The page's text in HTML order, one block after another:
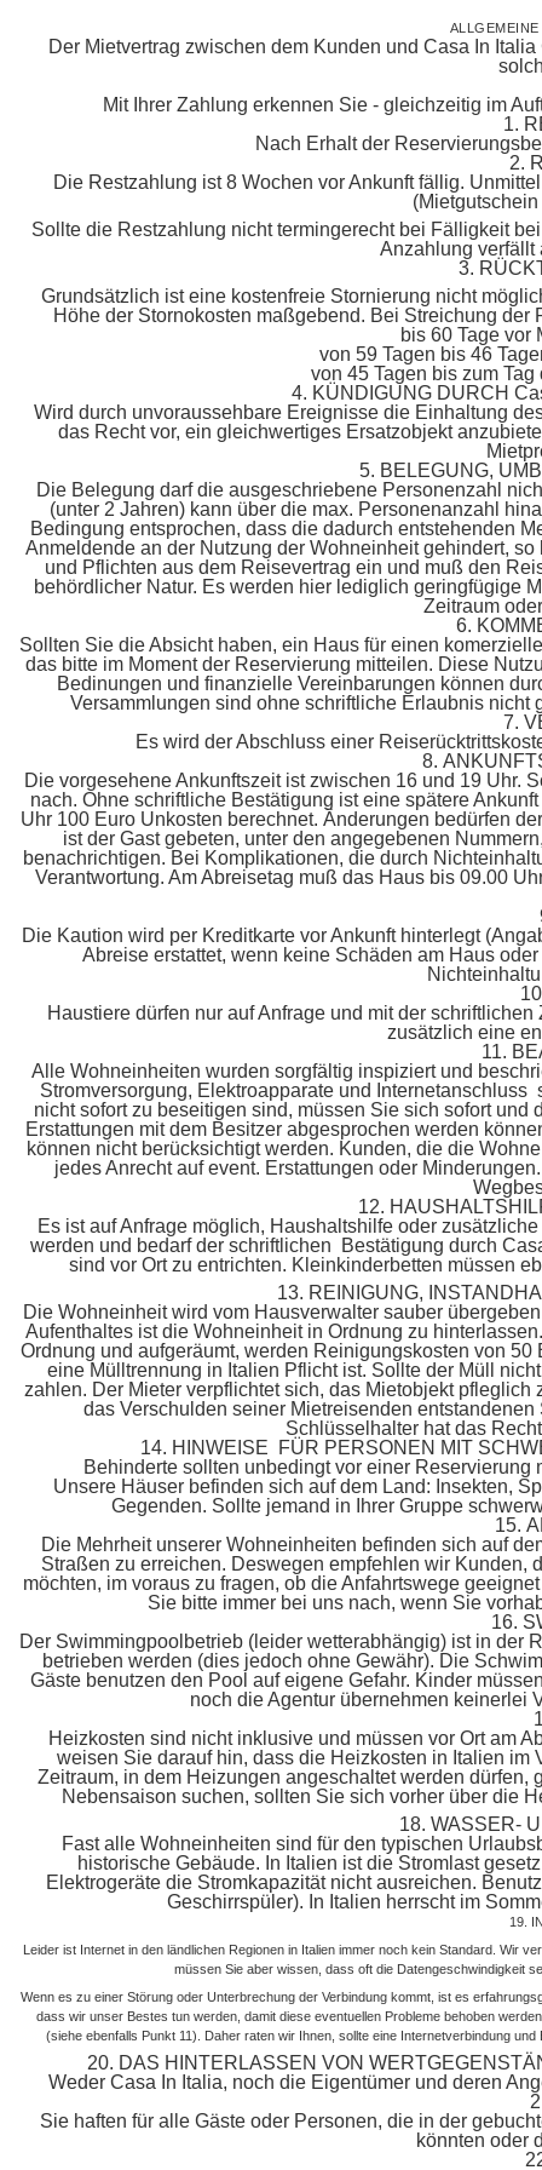
Der Mietvertrag zwischen dem Kunden und Casa In
Mit Ihrer Zahlung erkennen Sie - gleichzeitig im
1.
Nach Erhalt der
2.
Die Restzahlung ist 8 Wochen vor Ankunft fällig.
Sollte die Restzahlung nicht termingerecht bei Fälligkeit
Anzahlung verfällt
3.
Grundsätzlich ist eine kostenfreie Stornierung nicht
Höhe der Stornokosten maßgebend. Bei Streichung
bis 60 Tage vor
von 59 Tagen bis 46
von 45 Tagen bis zum
4. KÜNDIGUNG DURCH
Wird durch unvoraussehbare Ereignisse die Einhaltung
das Recht vor, ein gleichwertiges Ersatzobjekt
5. BELEGUNG,
Die Belegung darf die ausgeschriebene Personenzahl
(unter 2 Jahren) kann über die max. Personenanzahl
Bedingung entsprochen, dass die dadurch entstehenden
Anmeldende an der Nutzung der Wohneinheit gehindert,
und Pflichten aus dem Reisevertrag ein und muß den
behördlicher Natur. Es werden hier lediglich geringfügige
Zeitraum
6.
Sollten Sie die Absicht haben, ein Haus für einen
das bitte im Moment der Reservierung mitteilen. Diese
Bedinungen und finanzielle Vereinbarungen können
Versammlungen sind ohne schriftliche Erlaubnis nicht
7.
Es wird der Abschluss einer
8.
Die vorgesehene Ankunftszeit ist zwischen 16 und 19 Uhr.
nach. Ohne schriftliche Bestätigung ist eine spätere
Uhr 100 Euro Unkosten berechnet. Änderungen bedürfen
ist der Gast gebeten, unter den angegebenen
benachrichtigen. Bei Komplikationen, die durch
Verantwortung. Am Abreisetag muß das Haus bis 09.00
Die Kaution wird per Kreditkarte vor Ankunft hinterlegt
Abreise erstattet, wenn keine Schäden am Haus
Haustiere dürfen nur auf Anfrage und mit der
zusätzlich eine
11.
Alle Wohneinheiten wurden sorgfältig inspiziert und
Stromversorgung, Elektroapparate und
nicht sofort zu beseitigen sind, müssen Sie sich sofort
Erstattungen mit dem Besitzer abgesprochen werden
können nicht berücksichtigt werden. Kunden, die die
jedes Anrecht auf event. Erstattungen oder
12.
Es ist auf Anfrage möglich, Haushaltshilfe oder
werden und bedarf der schriftlichen Bestätigung durch
sind vor Ort zu entrichten. Kleinkinderbetten müssen
13. REINIGUNG,
Die Wohneinheit wird vom Hausverwalter sauber
Aufenthaltes ist die Wohneinheit in Ordnung zu
Ordnung und aufgeräumt, werden Reinigungskosten von
eine Mülltrennung in Italien Pflicht ist. Sollte der Müll
zahlen. Der Mieter verpflichtet sich, das Mietobjekt
das Verschulden seiner Mietreisenden
Schlüsselhalter hat das
14. HINWEISE FÜR PERSONEN MIT
Behinderte sollten unbedingt vor einer
Unsere Häuser befinden sich auf dem Land: Insekten,
Gegenden. Sollte jemand in Ihrer Gruppe
15.
Die Mehrheit unserer Wohneinheiten befinden sich auf
Straßen zu erreichen. Deswegen empfehlen wir Kunden,
möchten, im voraus zu fragen, ob die Anfahrtswege
Sie bitte immer bei uns nach, wenn Sie
16.
Der Swimmingpoolbetrieb (leider wetterabhängig) ist in der
betrieben werden (dies jedoch ohne Gewähr). Die
Gäste benutzen den Pool auf eigene Gefahr. Kinder
noch die Agentur übernehmen keinerlei
Heizkosten sind nicht inklusive und müssen vor Ort am
weisen Sie darauf hin, dass die Heizkosten in Italien
Zeitraum, in dem Heizungen angeschaltet werden
Nebensaison suchen, sollten Sie sich vorher über die
18. WASSER-
Fast alle Wohneinheiten sind für den typischen
historische Gebäude. In Italien ist die Stromlast
Elektrogeräte die Stromkapazität nicht ausreichen.
Geschirrspüler). In Italien herrscht im
19.
Leider ist Internet in den ländlichen Regionen in Italien immer noch kein Standard. Wir
müssen Sie aber wissen, dass oft die Datengeschwindigkeit
Wenn es zu einer Störung oder Unterbrechung der Verbindung kommt, ist es
dass wir unser Bestes tun werden, damit diese eventuellen Probleme behoben
(siehe ebenfalls Punkt 11). Daher raten wir Ihnen, sollte eine Internetverbindung
20. DAS HINTERLASSEN VON
Weder Casa In Italia, noch die Eigentümer und deren
Sie haften für alle Gäste oder Personen, die in der
könnten oder